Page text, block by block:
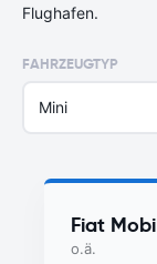
Flughafen.
FAHRZEUGTYP
Mini
Fiat Mobi
o.ä.